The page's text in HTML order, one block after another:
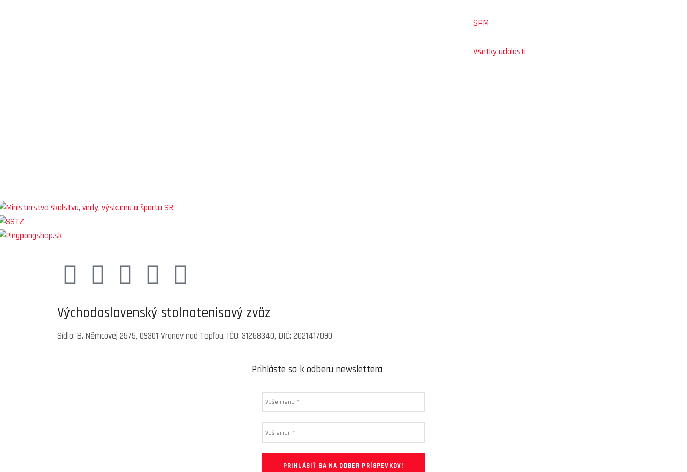
SPM
Všetky udalosti
Východoslovenský stolnotenisový zväz
Sídlo: B. Němcovej 2575, 09301 Vranov nad Topľou, IČO: 31268340, DIČ: 2021417090
Prihláste sa k odberu newslettera